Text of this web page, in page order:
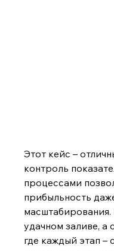
Этот кейс –
контроль
процессами
прибыльность
масштабирования.
удачном заливе, а
где каждый этап –